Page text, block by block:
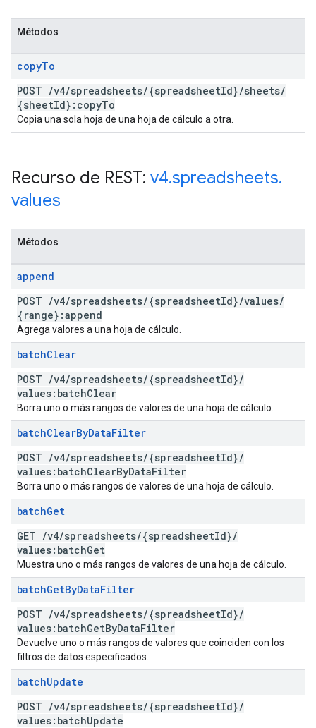
Métodos
copyTo
POST /v4/spreadsheets/{spreadsheetId}/sheets/
{sheetId}:copyTo
Copia una sola hoja de una hoja de cálculo a otra.
Recurso de REST: v4.spreadsheets.
values
Métodos
append
POST /v4/spreadsheets/{spreadsheetId}/values/
{range}:append
Agrega valores a una hoja de cálculo.
batchClear
POST /v4/spreadsheets/{spreadsheetId}/
values:batchClear
Borra uno o más rangos de valores de una hoja de cálculo.
batchClearByDataFilter
POST /v4/spreadsheets/{spreadsheetId}/
values:batchClearByDataFilter
Borra uno o más rangos de valores de una hoja de cálculo.
batchGet
GET /v4/spreadsheets/{spreadsheetId}/
values:batchGet
Muestra uno o más rangos de valores de una hoja de cálculo.
batchGetByDataFilter
POST /v4/spreadsheets/{spreadsheetId}/
values:batchGetByDataFilter
Devuelve uno o más rangos de valores que coinciden con los
filtros de datos especificados.
batchUpdate
POST /v4/spreadsheets/{spreadsheetId}/
values:batchUpdate